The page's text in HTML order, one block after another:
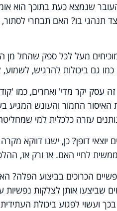
שנמצא כעת בתוכך הוא
תנהגי בו? האם תבחרי
מעל לכל ספק שהחל מן
כמו גם ביכולות להרגיש,
זה עסק יקר מדי' ואחרים, כמו
החמור והעונש המגיע
עזרה כלכלית למי
יוצאי דופן? כן, ישנו דווקא
לחיי האם. אז ורק אז,
הכרוכים בביצוע
שביצעו אותן לצלקות נפשיות
ועשוי לפגוע ביכולת